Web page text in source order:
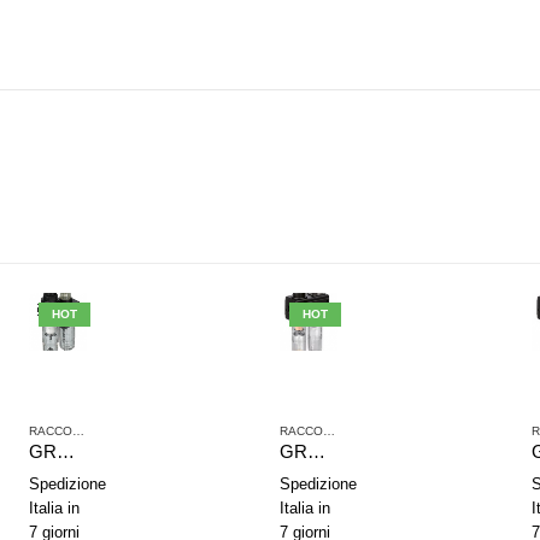
TRATTAMENTO ARIA COMPRESSA
HOT
RACCORDI JOHN GUEST TRATTAMENTO ARIA COMPRESSA
GRUPPO DI TRATTAMENTO ARIA IN 2 PARTI AVENTICS SERIE NL1-ACD 0821300732
Spedizione
Italia in
7 giorni
HOT
GRUPPO DI TRATTAMENTO ARIA IN 2 PARTI AVENTICS SERIE NL2-ACD 0821300432
Spedizione
Italia in
7 giorni